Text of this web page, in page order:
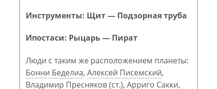
Инструменты: Щит — Подзорная труба
Ипостаси: Рыцарь — Пират
Люди с таким же расположением планеты:
Бонни Беделиа, Алексей Писемский,
Владимир Пресняков (ст.), Арриго Сакки,